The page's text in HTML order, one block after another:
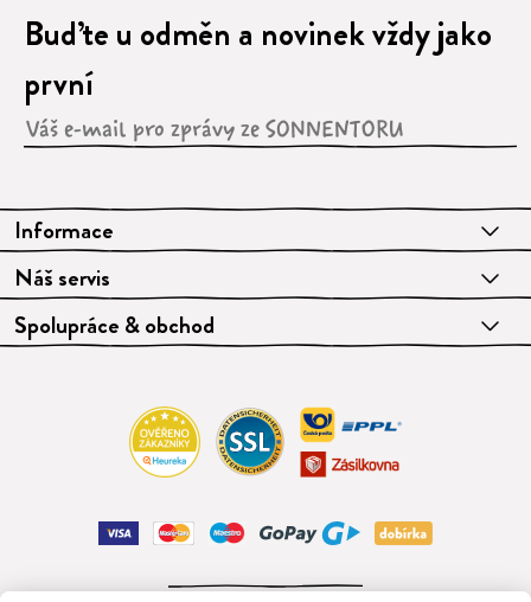
Informace
Náš servis
Spolupráce & obchod
Buďte u odměn a novinek vždy jako
první